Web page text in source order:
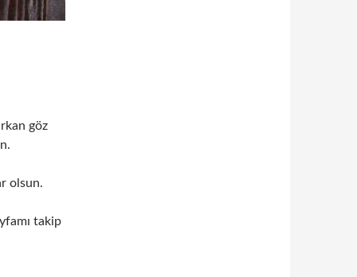
göz
olsun.
takip